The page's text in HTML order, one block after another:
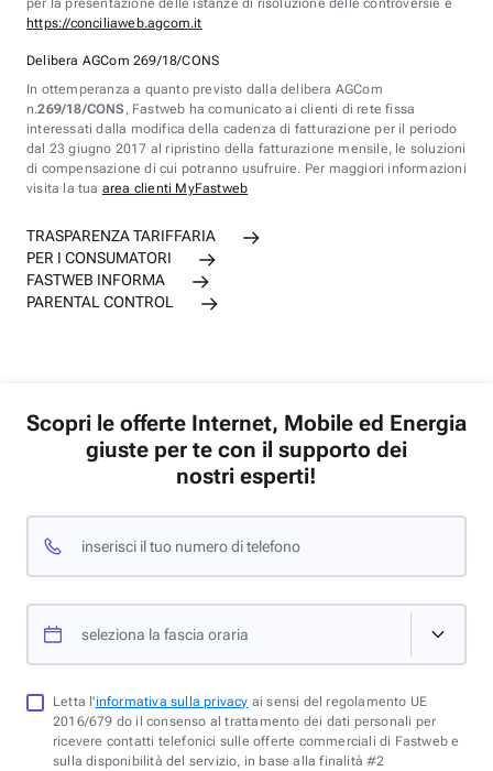
per la presentazione delle istanze di risoluzione delle controversie è
https://conciliaweb.agcom.it
Delibera AGCom 269/18/CONS
In ottemperanza a quanto previsto dalla delibera AGCom
n.269/18/CONS , Fastweb ha comunicato ai clienti di rete fissa
interessati dalla modifica della cadenza di fatturazione per il periodo
dal 23 giugno 2017 al ripristino della fatturazione mensile, le soluzioni
di compensazione di cui potranno usufruire. Per maggiori informazioni
visita la tua area clienti MyFastweb
TRASPARENZA TARIFFARIA
PER I CONSUMATORI
FASTWEB INFORMA
PARENTAL CONTROL
Scopri le offerte Internet, Mobile ed Energia
giuste per te con il supporto dei
nostri esperti!
inserisci il tuo numero di telefono
seleziona la fascia oraria
Letta l'informativa sulla privacy ai sensi del regolamento UE
2016/679 do il consenso al trattamento dei dati personali per
ricevere contatti telefonici sulle offerte commerciali di Fastweb e
sulla disponibilità del servizio, in base alla finalità #2